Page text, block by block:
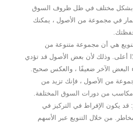
بشكل مختلف في ظل ظروف السوق
في مجموعة من الأصول ، يمكنك
هي أن مجموعة متنوعة من
أعلى. وذلك لأن بعض الأصول قد تؤدي
البعض الآخر ضعيفًا ، والعكس صحيح.
من الأصول ، فإنك تزيد من
من دورات السوق المختلفة.
قد يكون الإفراط في التركيز في
من خلال التنويع عبر الأسهم